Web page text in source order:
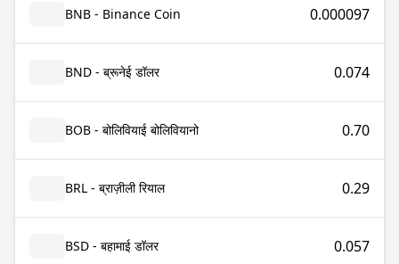
BNB - Binance Coin 0.000097
BND - ब्रूनेई डॉलर 0.074
BOB - बोलिवियाई बोलिवियानो 0.70
BRL - ब्राज़ीली रियाल 0.29
BSD - बहामाई डॉलर 0.057